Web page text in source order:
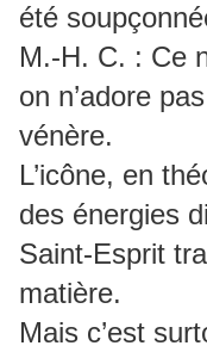
été
M.-H. C. : Ce
on n’adore
vénère.
L’icône, en
des énergies
Saint-Esprit
matière.
Mais c’est